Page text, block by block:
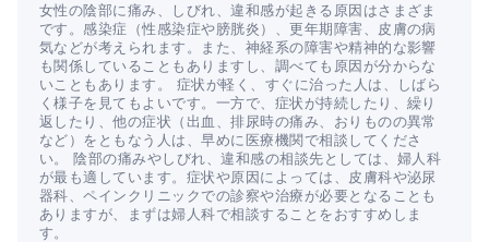
女性の陰部に痛み、しびれ、違和感が起きる原因はさまざま
です。感染症（性感染症や膀胱炎）、更年期障害、皮膚の病
気などが考えられます。また、神経系の障害や精神的な影響
も関係していることもありますし、調べても原因が分からな
いこともあります。 症状が軽く、すぐに治った人は、しばら
く様子を見てもよいです。一方で、症状が持続したり、繰り
返したり、他の症状（出血、排尿時の痛み、おりものの異常
など）をともなう人は、早めに医療機関で相談してくださ
い。 陰部の痛みやしびれ、違和感の相談先としては、婦人科
が最も適しています。症状や原因によっては、皮膚科や泌尿
器科、ペインクリニックでの診察や治療が必要となることも
ありますが、まずは婦人科で相談することをおすすめしま
す。